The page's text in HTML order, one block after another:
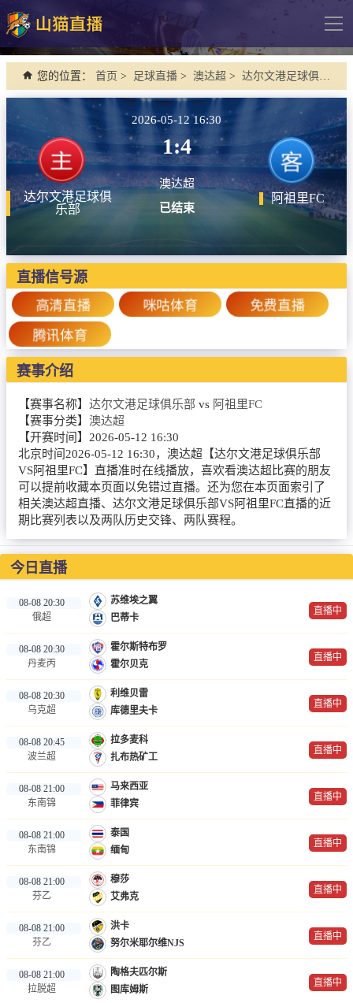
导
网站首页
德甲
法甲
西甲
欧冠杯
中超
篮球直播
NBA
CBA
录像
足球录像
篮球录像
新闻
足球新闻
篮球新闻
体育词条
您的位置： 首页 > 足球直播 > 澳达超 > 达尔文港足球俱乐部 VS 阿祖里FC
达尔文港足球俱
乐部
2026-05-12 16:30
1:4
澳达超
已结束
阿祖里FC
直播信号源
高清直播 咪咕体育 免费直播
腾讯体育
赛事介绍
【赛事名称】 达尔文港足球俱乐部 vs 阿祖里FC
【赛事分类】 澳达超
【开赛时间】 2026-05-12 16:30
北京时间2026-05-12 16:30，澳达超【达尔文港足球俱乐部
VS阿祖里FC】直播准时在线播放，喜欢看澳达超比赛的朋友
可以提前收藏本页面以免错过直播。还为您在本页面索引了
相关澳达超直播、达尔文港足球俱乐部VS阿祖里FC直播的近
期比赛列表以及两队历史交锋、两队赛程。
今日直播
08-08 20:30
俄超
苏维埃之翼
巴蒂卡
直播中
08-08 20:30
丹麦丙
霍尔斯特布罗
霍尔贝克
直播中
08-08 20:30
乌克超
利维贝雷
库德里夫卡
直播中
08-08 20:45
波兰超
拉多麦科
扎布热矿工
直播中
08-08 21:00
东南锦
马来西亚
菲律宾
直播中
08-08 21:00
东南锦
泰国
缅甸
直播中
08-08 21:00
芬乙
穆莎
艾弗克
直播中
08-08 21:00
芬乙
洪卡
努尔米耶尔维NJS
直播中
08-08 21:00
拉脱超
陶格夫匹尔斯
图库姆斯
直播中